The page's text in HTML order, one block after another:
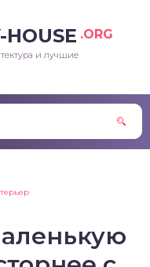
HOUSE .ORG
и лучшие